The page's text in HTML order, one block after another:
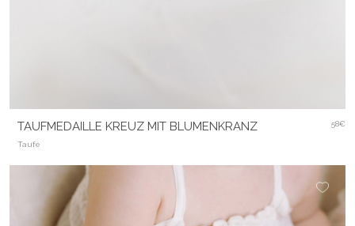
TAUFMEDAILLE KREUZ MIT BLUMENKRANZ
Taufe
58€